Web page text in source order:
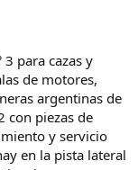
para cazas y
de motores,
argentinas de
con piezas de
y servicio
en la pista lateral